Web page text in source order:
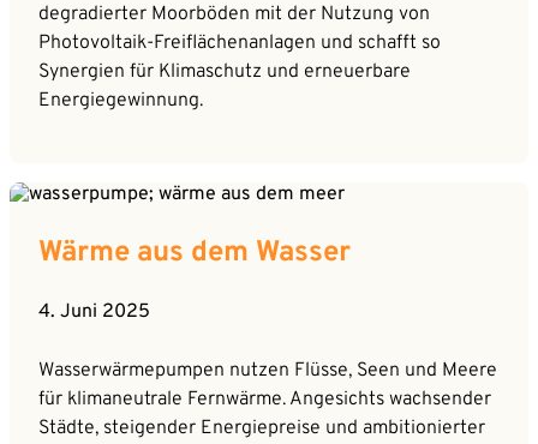
degradierter Moorböden mit der Nutzung von
Photovoltaik-Freiflächenanlagen und schafft so
Synergien für Klimaschutz und erneuerbare
Energiegewinnung.
Wärme aus dem Wasser
4. Juni 2025
Wasserwärmepumpen nutzen Flüsse, Seen und Meere
für klimaneutrale Fernwärme. Angesichts wachsender
Städte, steigender Energiepreise und ambitionierter